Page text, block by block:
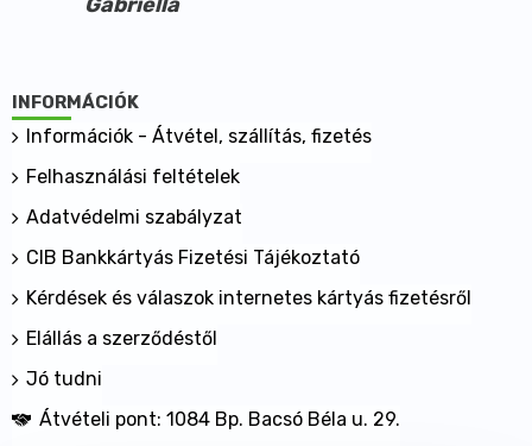
INFORMÁCIÓK
Információk - Átvétel, szállítás, fizetés
Felhasználási feltételek
Adatvédelmi szabályzat
CIB Bankkártyás Fizetési Tájékoztató
Kérdések és válaszok internetes kártyás fizetésről
Elállás a szerződéstől
Jó tudni
Átvételi pont: 1084 Bp. Bacsó Béla u. 29.